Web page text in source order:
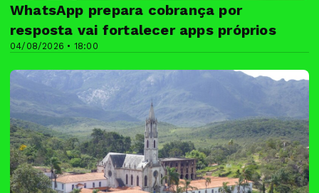
04/08/2026 • 18:00
WhatsApp prepara cobrança por
resposta vai fortalecer apps próprios